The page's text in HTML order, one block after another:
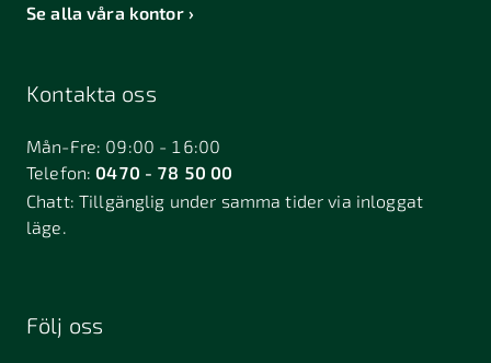
Se alla våra kontor
Kontakta oss
Mån-Fre: 09:00 - 16:00
Telefon:0470 - 78 50 00
Chatt:Tillgänglig under samma tider via inloggat
läge.
Följ oss